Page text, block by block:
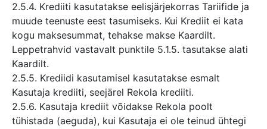
2.5.4. Krediiti kasutatakse eelisjärjekorras Tariifide ja
muude teenuste eest tasumiseks. Kui Krediit ei kata
kogu maksesummat, tehakse makse Kaardilt.
Leppetrahvid vastavalt punktile 5.1.5. tasutakse alati
Kaardilt.
2.5.5. Krediidi kasutamisel kasutatakse esmalt
Kasutaja krediiti, seejärel Rekola krediiti.
2.5.6. Kasutaja krediit võidakse Rekola poolt
tühistada (aeguda), kui Kasutaja ei ole teinud ühtegi